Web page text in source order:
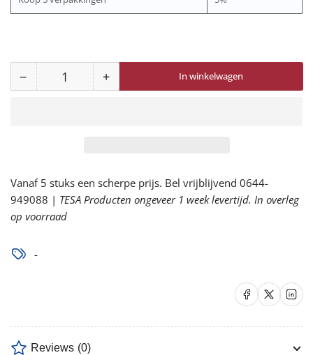
−Aantal
verlagen
Aantal +Aantal
verhogen
In winkelwagen
Vanaf 5 stuks een scherpe prijs. Bel vrijblijvend 0644-
949088 | TESA Producten ongeveer 1 week levertijd. In overleg
op voorraad
-
Delen op Facebook
Delen op X Delen
Reviews (0)